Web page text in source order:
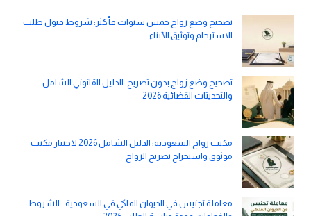
تصحيح وضع زواج خمس سنوات فأكثر: شروط قبول طلب
الاسترحام وتوثيق الأبناء
تصحيح وضع زواج بدون تصريح: الدليل القانوني الشامل
والتحديثات القضائية 2026
مكتب زواج السعودية: الدليل الشامل 2026 لاختيار مكتب
موثوق واستخراج تصريح الزواج
معاملة تجنيس في الديوان الملكي في السعودية.. الشروط